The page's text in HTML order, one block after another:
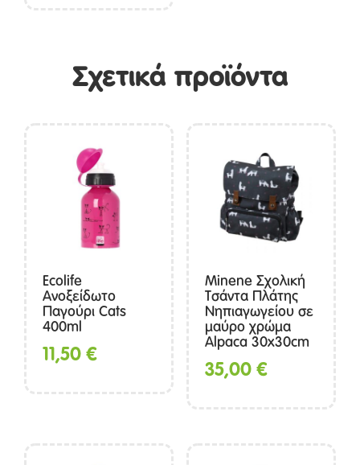
Σχετικά προϊόντα
Ecolife
Ανοξείδωτο
Παγούρι Cats
400ml
11,50€
Minene Σχολική
Τσάντα Πλάτης
Νηπιαγωγείου σε
μαύρο χρώμα
Alpaca 30x30cm
35,00€